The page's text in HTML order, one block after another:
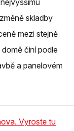
skladby
mezi stejně
činí podle
a panelovém